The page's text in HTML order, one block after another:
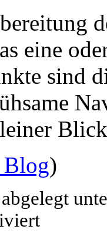
eine
sind
Blog)